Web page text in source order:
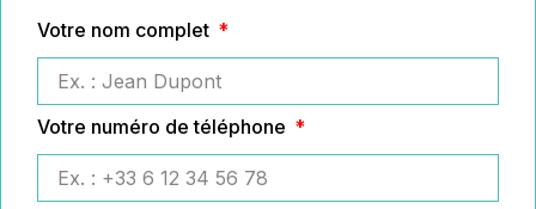
Votre nom complet
Votre numéro de téléphone